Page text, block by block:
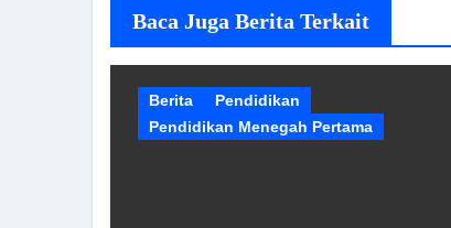
Baca Juga Berita Terkait
Berita
Pendidikan
Pendidikan Menegah Pertama